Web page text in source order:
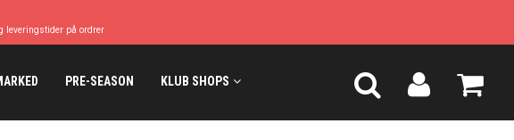
leveringstider på ordrer
PRE-SEASON KLUB SHOPS